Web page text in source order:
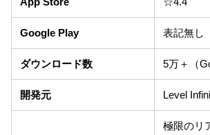
App Store ☆4.4
Google Play 表記無し
ダウンロード数 5万＋（
開発元 Level
極限のリ